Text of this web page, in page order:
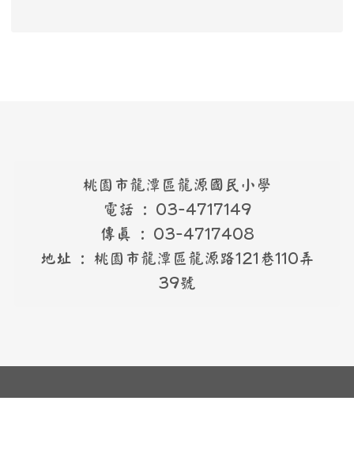
桃園市龍潭區龍源國民小學
電話 : 03-4717149
傳真 : 03-4717408
地址 : 桃園市龍潭區龍源路121巷110弄
39號